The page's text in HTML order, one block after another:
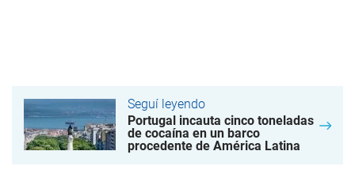
Seguí leyendo
Portugal incauta cinco toneladas
de cocaína en un barco
procedente de América Latina